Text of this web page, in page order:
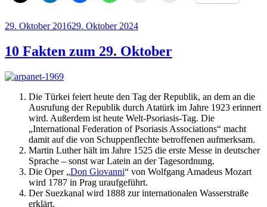
Veröffentlicht
29. Oktober 201629. Oktober 2024
10 Fakten zum 29. Oktober
Die Türkei feiert heute den Tag der Republik, an dem an die
Ausrufung der Republik durch Atatürk im Jahre 1923 erinnert
wird. Außerdem ist heute Welt-Psoriasis-Tag. Die
„International Federation of Psoriasis Associations“ macht
damit auf die von Schuppenflechte betroffenen aufmerksam.
Martin Luther hält im Jahre 1525 die erste Messe in deutscher
Sprache – sonst war Latein an der Tagesordnung.
Die Oper „Don Giovanni“ von Wolfgang Amadeus Mozart
wird 1787 in Prag uraufgeführt.
Der Suezkanal wird 1888 zur internationalen Wasserstraße
erklärt.